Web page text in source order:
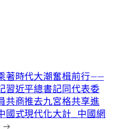
著時代大潮奮楫前行——
習近平總書記同代表委
共商推去九宮格共享進
國式現代化大計_中國網
→